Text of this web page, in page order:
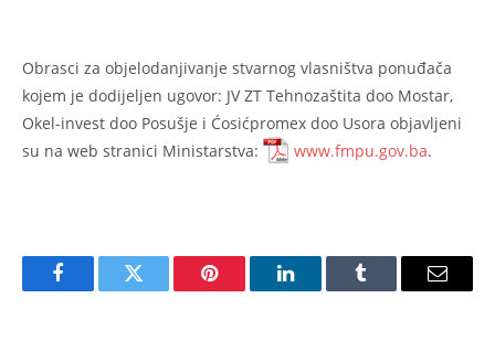
Obrasci za objelodanjivanje stvarnog vlasništva ponuđača
kojem je dodijeljen ugovor: JV ZT Tehnozaštita doo Mostar,
Okel-invest doo Posušje i Ćosićpromex doo Usora objavljeni
su na web stranici Ministarstva:
www.fmpu.gov.ba.
FacebookTwitter Pinterest LinkedInTumblr Email